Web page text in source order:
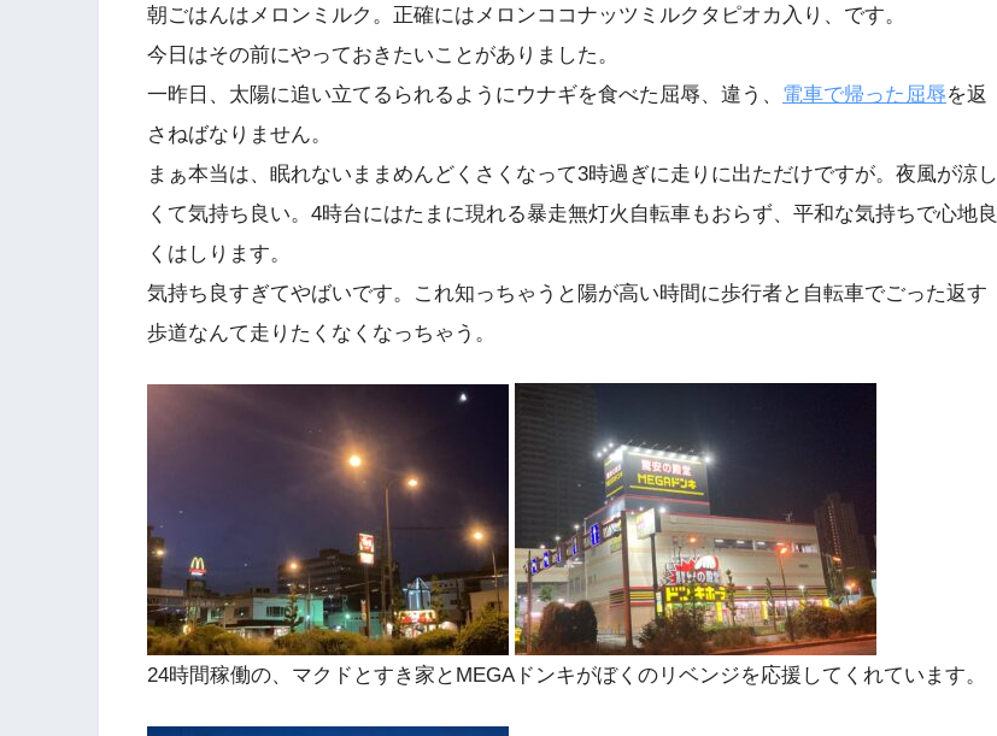
朝ごはんはメロンミルク。正確にはメロンココナッツミルクタピオカ入り、です。
今日はその前にやっておきたいことがありました。
一昨日、太陽に追い立てるられるようにウナギを食べた屈辱、違う、 電車で帰った屈辱を返
さねばなりません。
まぁ本当は、眠れないままめんどくさくなって3時過ぎに走りに出ただけですが。夜風が涼し
くて気持ち良い。4時台にはたまに現れる暴走無灯火自転車もおらず、平和な気持ちで心地良
くはしります。
気持ち良すぎてやばいです。これ知っちゃうと陽が高い時間に歩行者と自転車でごった返す
歩道なんて走りたくなくなっちゃう。
24時間稼働の、マクドとすき家とMEGAドンキがぼくのリベンジを応援してくれています。